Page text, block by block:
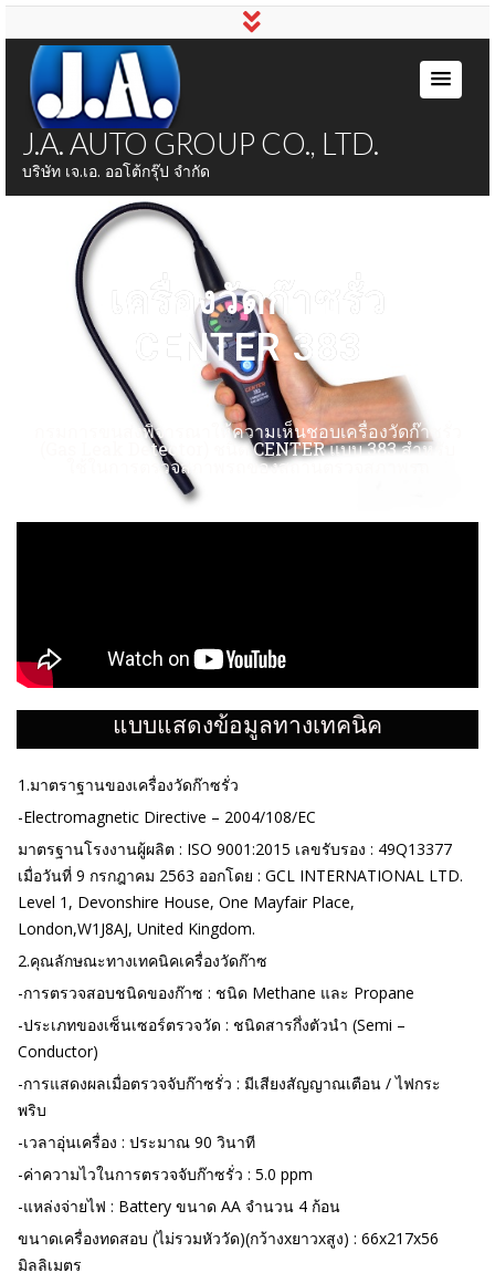
J.A. AUTO GROUP CO., LTD.
บริษัท เจ.เอ. ออโต้กรุ๊ป จำกัด
เครื่องวัดก๊าซรั่ว
CENTER 383
กรมการขนส่งพิจารณาให้ความเห็นชอบเครื่องวัดก๊าซรั่ว
(Gas Leak Detector) ชนิด CENTER แบบ 383 สำหรับ
ใช้ในการตรวจสภาพรถของสถานตรวจสภาพรถ
แบบแสดงข้อมูลทางเทคนิค
1.มาตราฐานของเครื่องวัดก๊าซรั่ว
-Electromagnetic Directive – 2004/108/EC
มาตรฐานโรงงานผู้ผลิต : ISO 9001:2015 เลขรับรอง : 49Q13377
เมื่อวันที่ 9 กรกฎาคม 2563 ออกโดย : GCL INTERNATIONAL LTD.
Level 1, Devonshire House, One Mayfair Place,
London,W1J8AJ, United Kingdom.
2.คุณลักษณะทางเทคนิคเครื่องวัดก๊าซ
-การตรวจสอบชนิดของก๊าซ : ชนิด Methane และ Propane
-ประเภทของเซ็นเซอร์ตรวจวัด : ชนิดสารกึ่งตัวนำ (Semi –
Conductor)
-การแสดงผลเมื่อตรวจจับก๊าซรั่ว : มีเสียงสัญญาณเตือน / ไฟกระ
พริบ
-เวลาอุ่นเครื่อง : ประมาณ 90 วินาที
-ค่าความไวในการตรวจจับก๊าซรั่ว : 5.0 ppm
-แหล่งจ่ายไฟ : Battery ขนาด AA จำนวน 4 ก้อน
ขนาดเครื่องทดสอบ (ไม่รวมหัววัด)(กว้างxยาวxสูง) : 66x217x56
มิลลิเมตร